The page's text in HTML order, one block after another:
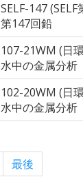
SELF-147
第147回鉛
107-21WM (日
水中の金属分析
102-20WM (日
水中の金属分析
最後